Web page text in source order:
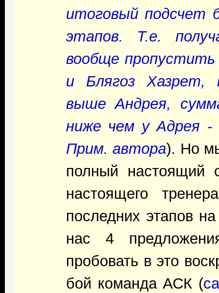
итоговый подсчет
этапов. Т.е.
вообще
и Блягоз Хазрет,
выше Андрея,
ниже чем у Адрея
Прим. автора). Но
полный настоящий
настоящего
последних этапов
нас 4
пробовать в это
бой команда АСК (